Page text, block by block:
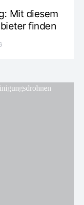
Mit diesem
finden